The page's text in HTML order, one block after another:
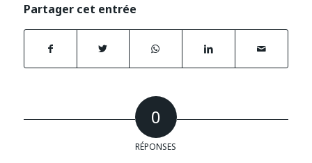
Partager cet entrée
0
RÉPONSES